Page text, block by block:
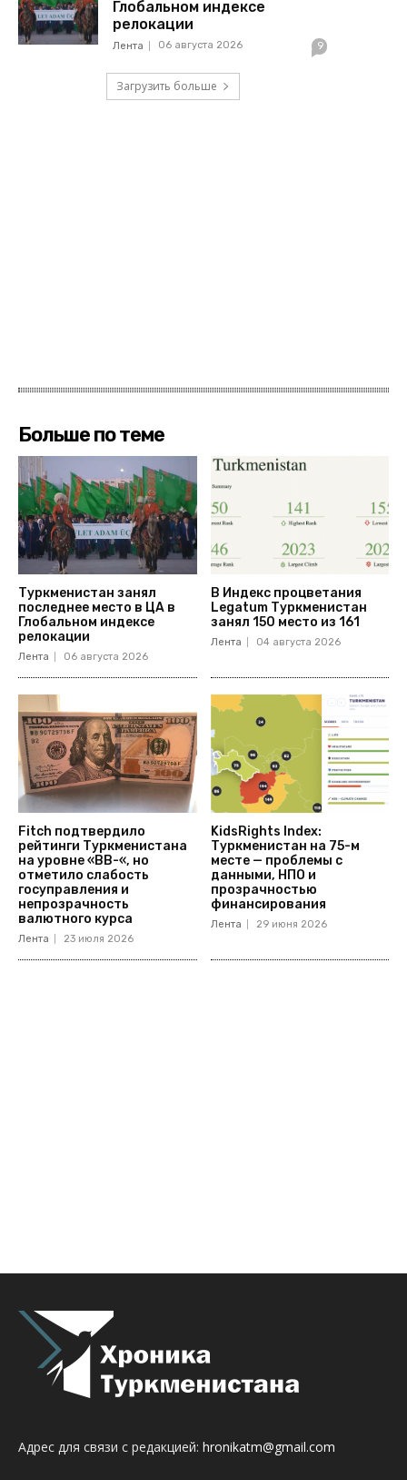
Адрес для связи с редакцией: hronikatm@gmail.com